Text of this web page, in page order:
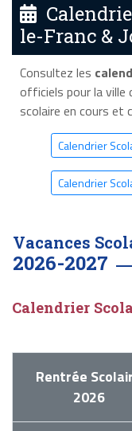
le-Franc &
Consultez les
officiels pour la ville
scolaire en cours et
Calendrier
Calendrier
Vacances
2026-2027
Calendrier
Rentrée
2026